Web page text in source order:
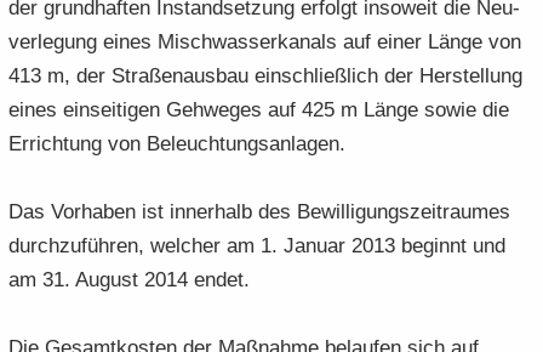
der grund­haf­ten In­stand­set­zung er­folgt in­so­weit die Neu­
ver­le­gung eines Misch­was­ser­ka­nals auf einer Länge von
413 m, der Stra­ßen­aus­bau ein­schließ­lich der Her­stel­lung
eines ein­sei­ti­gen Geh­we­ges auf 425 m Länge sowie die
Er­rich­tung von Be­leuch­tungs­an­la­gen.
Das Vor­ha­ben ist in­ner­halb des Be­wil­li­gungs­zeit­rau­mes
durch­zu­füh­ren, wel­cher am 1. Ja­nu­ar 2013 be­ginnt und
am 31. Au­gust 2014 endet.